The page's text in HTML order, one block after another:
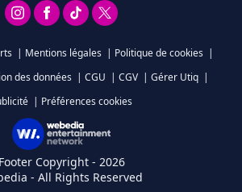
| Mentions légales | Politique de cookies |
des données | CGU | CGV | Gérer Utiq |
| Préférences cookies
Footer Copyright - 2026
- All Rights Reserved